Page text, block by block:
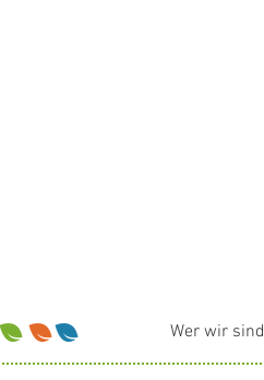
Wer wir sind